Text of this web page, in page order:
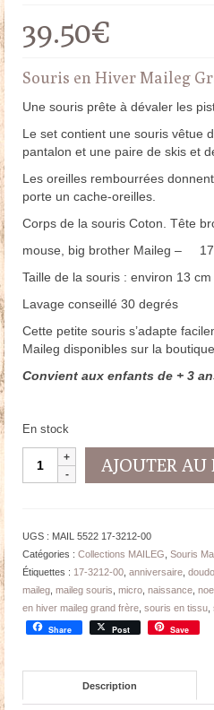
39.50€
Souris en Hiver Maileg
Une souris prête à dévaler les
Le set contient une souris vêtue
pantalon et une paire de skis et
Les oreilles rembourrées
porte un cache-oreilles.
Corps de la souris Coton. Tête
mouse, big brother Maileg –
Taille de la souris : environ 13
Lavage conseillé 30 degrés
Cette petite souris s’adapte
Maileg disponibles sur la
Convient aux enfants de + 3
En stock
quantité
Grand
Frère
S.
13
AJOUTER AU
UGS : MAIL 5522 17-3212-00
Catégories : Collections MAILEG Souris
Étiquettes : 17-3212-00 anniversaire
maileg maileg souris micro naissance noel
en hiver maileg grand frère souris en tissu
Share Post Save
Description